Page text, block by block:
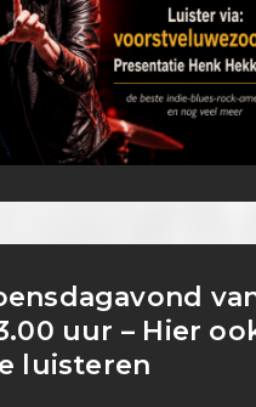
uur – Hier
luisteren